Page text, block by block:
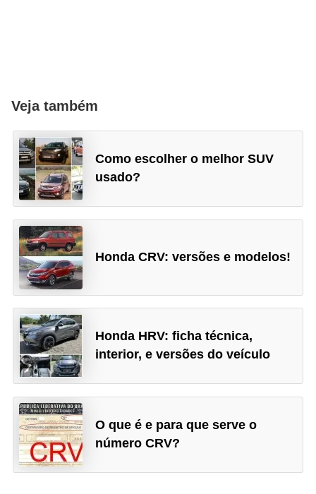
Veja também
Como escolher o melhor SUV
usado?
Honda CRV: versões e modelos!
Honda HRV: ficha técnica,
interior, e versões do veículo
O que é e para que serve o
número CRV?